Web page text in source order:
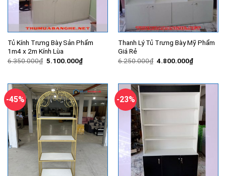
Tủ Kính Trưng Bày Sản Phẩm
1m4 x 2m Kính Lùa
6.350.000₫ Giá
5.100.000₫Giá
hiện
5.100.000₫.
Thanh Lý Tủ Trưng Bày Mỹ Phẩm
Giá Rẻ
6.250.000₫ Giá
4.800.000₫Giá
hiện
-45% -23%